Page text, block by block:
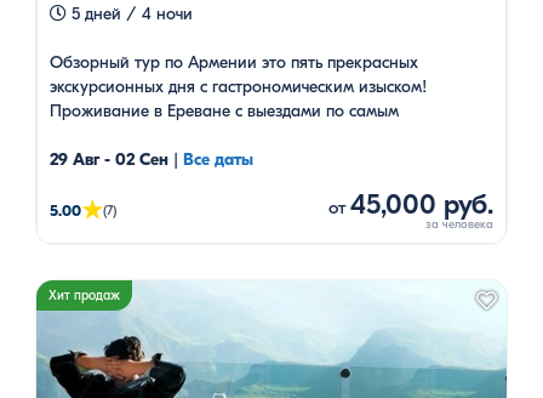
5 дней / 4 ночи
Обзорный тур по Армении это пять прекрасных
экскурсионных дня с гастрономическим изыском!
Проживание в Ереване с выездами по самым
гарантированными датами.
29 Авг - 02 Сен Все даты
5.00★(7) от45,000 руб.
Хит продаж